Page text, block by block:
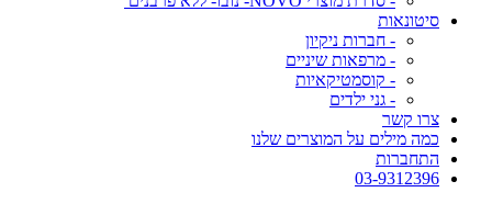
סיטונאות
- חברות ניקיון
- מרפאות שיניים
- קוסמטיקאיות
- גני ילדים
צרו קשר
כמה מילים על המוצרים שלנו
התחברות
03-9312396